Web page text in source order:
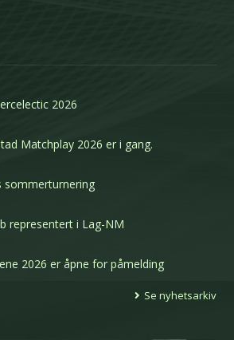
2026
Matchplay 2026 er i gang.
sommerturnering
representert i Lag-NM
2026 er åpne for påmelding
Se nyhetsarkiv